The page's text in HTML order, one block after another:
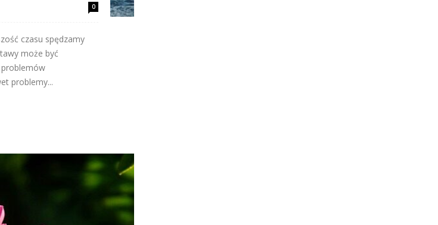
0
czasu spędzamy
może być
problemy...